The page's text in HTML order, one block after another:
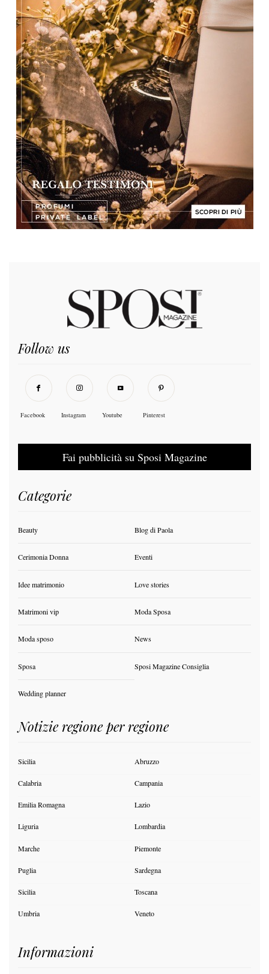
Follow us
Facebook Instagram Youtube Pinterest
Fai pubblicità su Sposi Magazine
Categorie
Beauty Blog di Paola
Cerimonia Donna Eventi
Idee matrimonio Love stories
Matrimoni vip Moda Sposa
Moda sposo News
Sposa Sposi Magazine Consiglia
Wedding planner
Notizie regione per regione
Sicilia Abruzzo
Calabria Campania
Emilia Romagna Lazio
Liguria Lombardia
Marche Piemonte
Puglia Sardegna
Sicilia Toscana
Umbria Veneto
Informazioni